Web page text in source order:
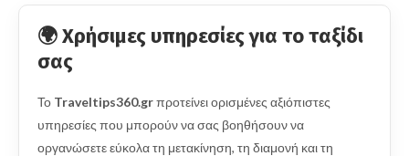
🌍 Χρήσιμες υπηρεσίες για το ταξίδι
σας
Το Traveltips360.grπροτείνει ορισμένες αξιόπιστες
υπηρεσίες που μπορούν να σας βοηθήσουν να
οργανώσετε εύκολα τη μετακίνηση, τη διαμονή και τη